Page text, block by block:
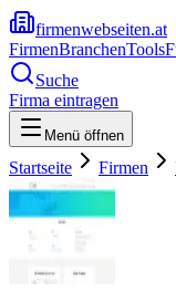
firmenwebseiten.at
FirmenBranchenTools
Suche
Firma eintragen
Menü öffnen
Startseite Firmen